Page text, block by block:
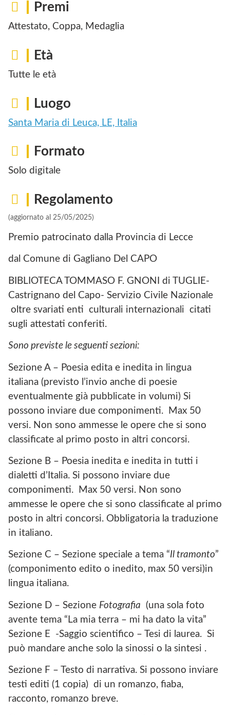
Premi
Attestato, Coppa, Medaglia
Età
Tutte le età
Luogo
Santa Maria di Leuca, LE, Italia
Formato
Solo digitale
Regolamento
(aggiornato al 25/05/2025)
Premio patrocinato dalla Provincia di Lecce
dal Comune di Gagliano Del CAPO
BIBLIOTECA TOMMASO F. GNONI di TUGLIE-
Castrignano del Capo- Servizio Civile Nazionale
oltre svariati enti culturali internazionali citati
sugli attestati conferiti.
Sono previste le seguenti sezioni:
Sezione A – Poesia edita e inedita in lingua
italiana (previsto l’invio anche di poesie
eventualmente già pubblicate in volumi) Si
possono inviare due componimenti. Max 50
versi. Non sono ammesse le opere che si sono
classificate al primo posto in altri concorsi.
Sezione B – Poesia inedita e inedita in tutti i
dialetti d’Italia. Si possono inviare due
componimenti. Max 50 versi. Non sono
ammesse le opere che si sono classificate al primo
posto in altri concorsi. Obbligatoria la traduzione
in italiano.
Sezione C – Sezione speciale a tema “Il tramonto”
(componimento edito o inedito, max 50 versi)in
lingua italiana.
Sezione D – Sezione Fotografia (una sola foto
avente tema “La mia terra – mi ha dato la vita”
Sezione E -Saggio scientifico – Tesi di laurea. Si
può mandare anche solo la sinossi o la sintesi .
Sezione F – Testo di narrativa. Si possono inviare
testi editi (1 copia) di un romanzo, fiaba,
racconto, romanzo breve.